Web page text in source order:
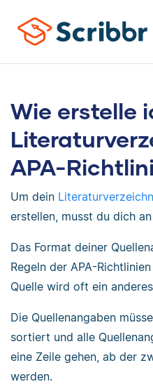
Wie erstelle
APA-
Um dein
erstellen, musst du dich
Das Format deiner
Regeln der APA-
Quelle wird oft ein
Die Quellenangaben
sortiert und alle
eine Zeile gehen, ab der
werden.